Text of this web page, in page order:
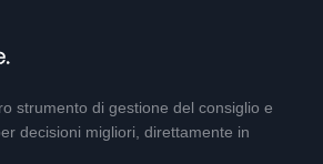
strumento di gestione del consiglio e
decisioni migliori, direttamente in